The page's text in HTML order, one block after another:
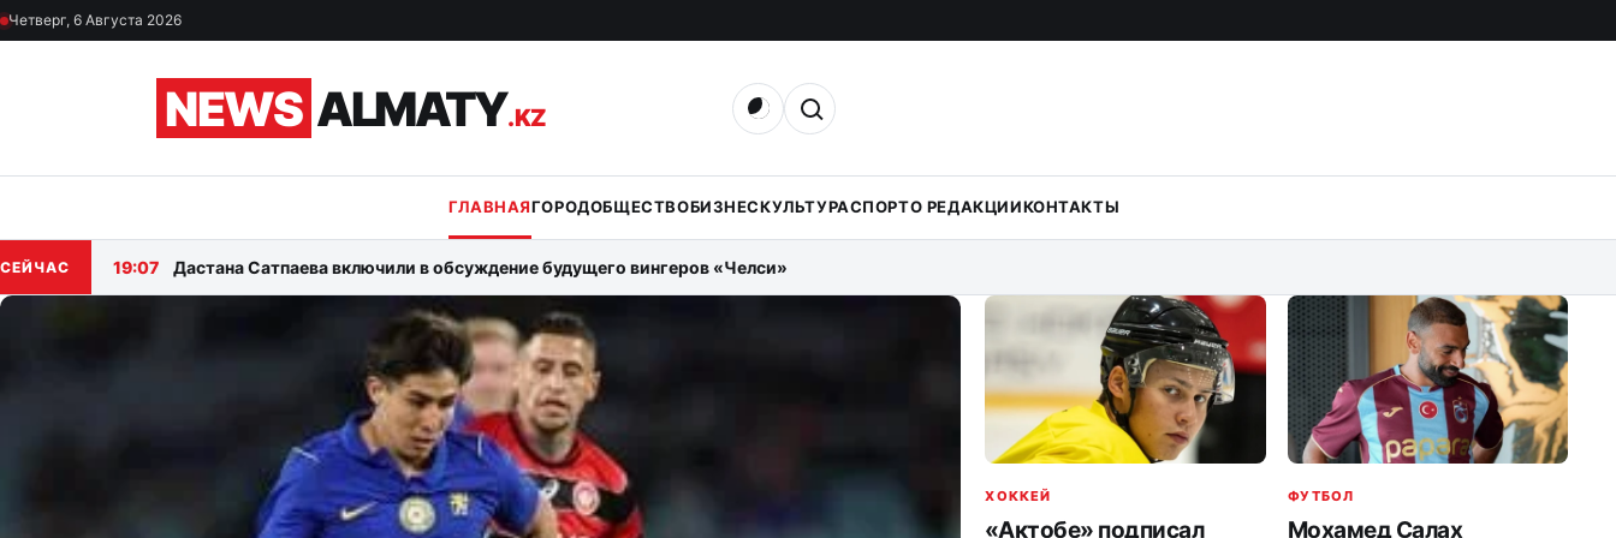
Перейти к материалам
Четверг, 6 Августа 2026
NEWS ALMATY.KZ
Открыть поиск
ГЛАВНАЯГОРОДОБЩЕСТВОБИЗНЕСКУЛЬТУРАСПОРТО РЕДАКЦИИКОНТАКТЫ
СЕЙЧАС 19:07 Дастана Сатпаева включили в обсуждение будущего вингеров «Челси»
ХОККЕЙ
«Актобе» подписал
ФУТБОЛ
Мохамед Салах